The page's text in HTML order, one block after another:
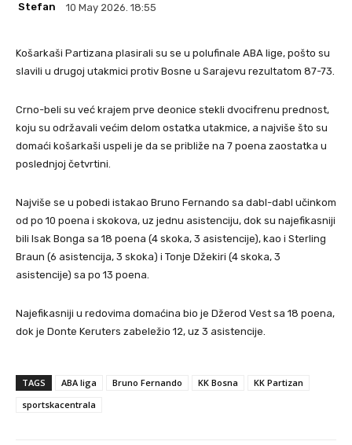
Stefan 10 May 2026. 18:55
Košarkaši Partizana plasirali su se u polufinale ABA lige, pošto su
slavili u drugoj utakmici protiv Bosne u Sarajevu rezultatom 87-73.
Crno-beli su već krajem prve deonice stekli dvocifrenu prednost,
koju su održavali većim delom ostatka utakmice, a najviše što su
domaći košarkaši uspeli je da se približe na 7 poena zaostatka u
poslednjoj četvrtini.
Najviše se u pobedi istakao Bruno Fernando sa dabl-dabl učinkom
od po 10 poena i skokova, uz jednu asistenciju, dok su najefikasniji
bili Isak Bonga sa 18 poena (4 skoka, 3 asistencije), kao i Sterling
Braun (6 asistencija, 3 skoka) i Tonje Džekiri (4 skoka, 3
asistencije) sa po 13 poena.
Najefikasniji u redovima domaćina bio je Džerod Vest sa 18 poena,
dok je Donte Keruters zabeležio 12, uz 3 asistencije.
TAGS ABA liga Bruno Fernando KK Bosna
KK Partizan
sportskacentrala